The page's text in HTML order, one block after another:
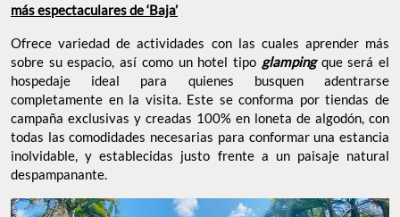
más espectaculares de ‘Baja’
Ofrece variedad de actividades con las cuales aprender más
sobre su espacio, así como un hotel tipo glamping que será el
hospedaje ideal para quienes busquen adentrarse
completamente en la visita. Este se conforma por tiendas de
campaña exclusivas y creadas 100% en loneta de algodón, con
todas las comodidades necesarias para conformar una estancia
inolvidable, y establecidas justo frente a un paisaje natural
despampanante.